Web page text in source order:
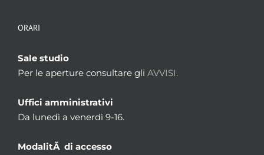
ORARI
Sale studio
Per le aperture consultare gli AVVISI.
Uffici amministrativi
Da lunedì a venerdì 9-16.
ModalitÃ di accesso